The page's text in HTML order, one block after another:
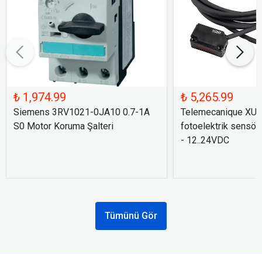
₺ 1,974.99
Siemens 3RV1021-0JA10 0.7-1A
S0 Motor Koruma Şalteri
₺ 5,265.99
Telemecanique
fotoelektrik sensör
- 12..24VDC
Tümünü Gör